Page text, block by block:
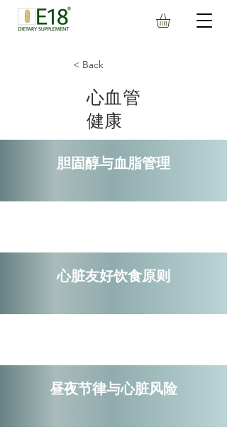
< Back
心血管
健康
胆固醇与血脂管理
心脏友好饮食原则
昼夜节律与心脏风险